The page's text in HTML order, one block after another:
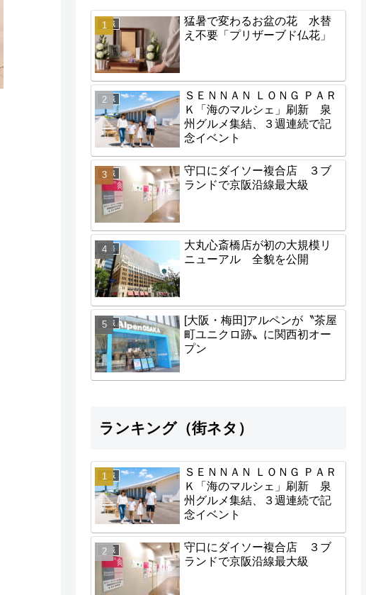
地域
猛暑で変わるお盆の花 水替
え不要「プリザーブド仏花」
地域
ＳＥＮＮＡＮ ＬＯＮＧ ＰＡＲ
Ｋ「海のマルシェ」刷新 泉
州グルメ集結、３週連続で記
念イベント
地域
守口にダイソー複合店 ３ブ
ランドで京阪沿線最大級
経済
大丸心斎橋店が初の大規模リ
ニューアル 全貌を公開
地域
[大阪・梅田]アルペンが〝茶屋
町ユニクロ跡〟に関西初オー
プン
ランキング（街ネタ）
地域
ＳＥＮＮＡＮ ＬＯＮＧ ＰＡＲ
Ｋ「海のマルシェ」刷新 泉
州グルメ集結、３週連続で記
念イベント
地域
守口にダイソー複合店 ３ブ
ランドで京阪沿線最大級